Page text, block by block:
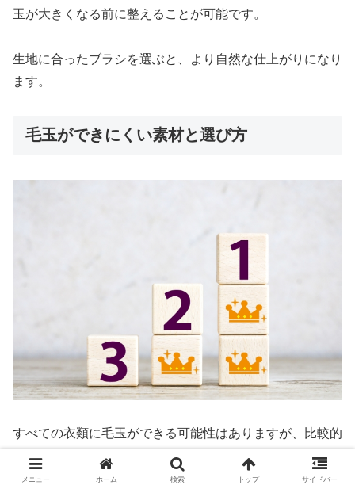
玉が大きくなる前に整えることが可能です。
生地に合ったブラシを選ぶと、より自然な仕上がりになり
ます。
毛玉ができにくい素材と選び方
すべての衣類に毛玉ができる可能性はありますが、比較的
できにくいとされる素材もあります。
メニュー ホーム 検索 トップ サイドバー